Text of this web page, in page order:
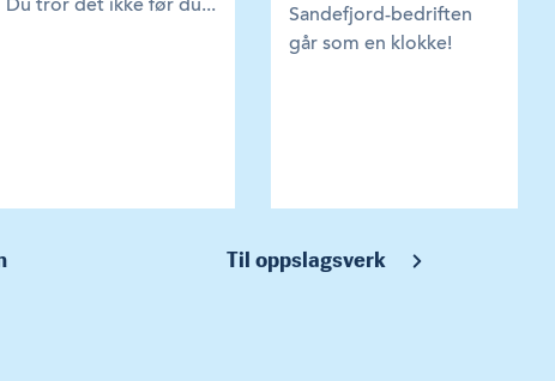
Du tror det ikke før du...
Sandefjord-bedriften
går som en klokke!
Til oppslagsverk